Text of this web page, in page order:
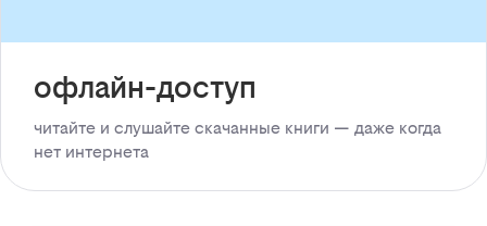
офлайн-доступ
читайте и слушайте скачанные книги — даже когда
нет интернета